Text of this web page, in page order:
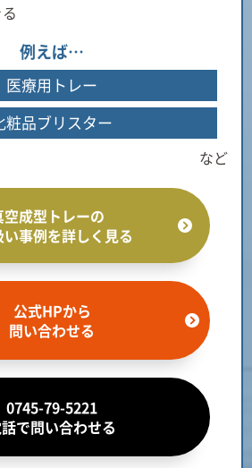
例えば…
医療用トレー
粧品ブリスター
など
空成型トレーの
事例を詳しく見る
公式HPから
問い合わせる
0745-79-5221
で問い合わせる